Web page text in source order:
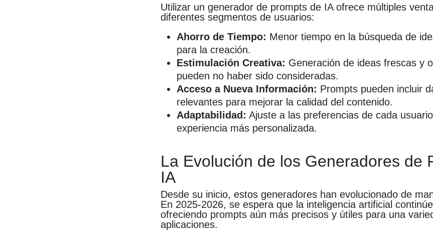
Utilizar un generador de prompts de IA ofrece múltiples
diferentes segmentos de usuarios:
Ahorro de Tiempo: Menor tiempo en la búsqueda de
para la creación.
Estimulación Creativa: Generación de ideas frescas y
pueden no haber sido consideradas.
Acceso a Nueva Información: Prompts pueden incluir
relevantes para mejorar la calidad del contenido.
Adaptabilidad: Ajuste a las preferencias de cada
experiencia más personalizada.
La Evolución de los Generadores de
IA
Desde su inicio, estos generadores han evolucionado de
En 2025-2026, se espera que la inteligencia artificial
ofreciendo prompts aún más precisos y útiles para una
aplicaciones.